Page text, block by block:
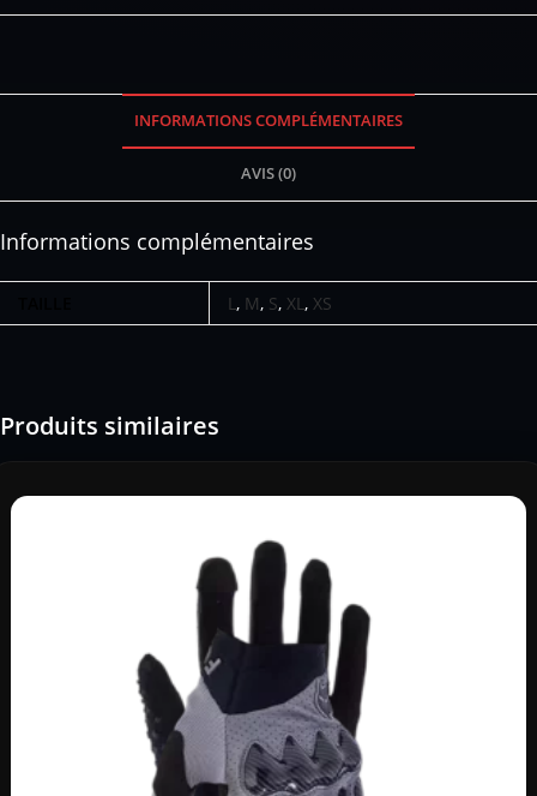
INFORMATIONS COMPLÉMENTAIRES
AVIS (0)
Informations complémentaires
L, M, S, XL, XS
Produits similaires